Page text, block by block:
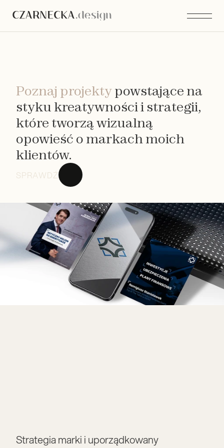
Poznaj projekty powstające na
styku kreatywności i strategii,
które tworzą wizualną
opowieść o markach moich
klientów.
SPRAWDŹ
Strategia marki i uporządkowany